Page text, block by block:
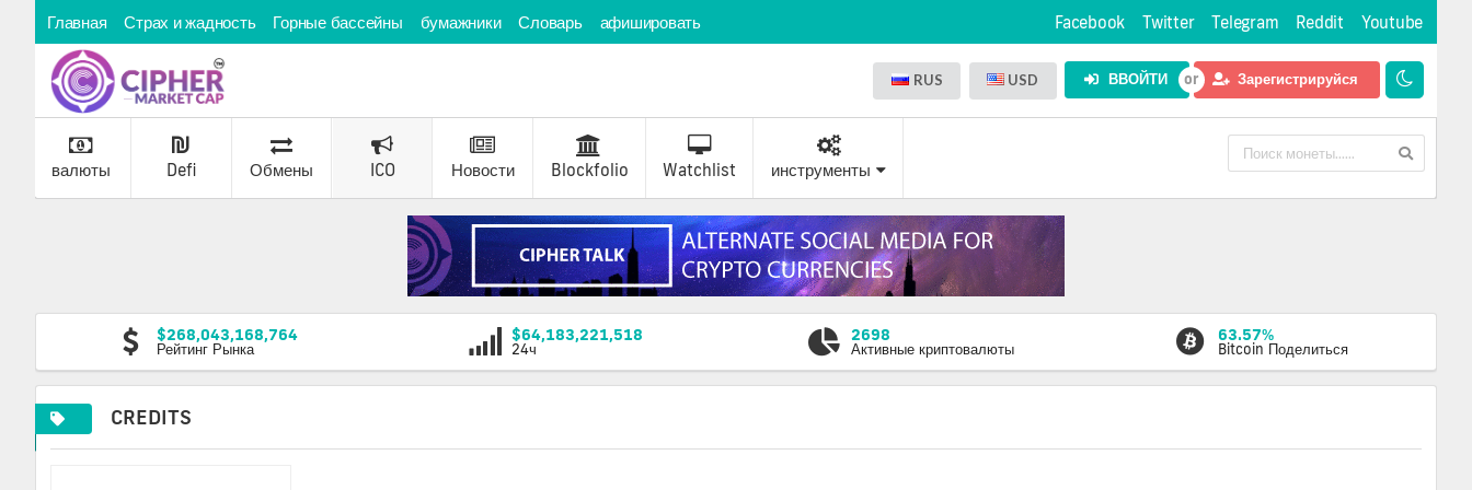
Главная Страх и жадность Горные бассейны бумажники Словарь афишировать Facebook Twitter Telegram Reddit Youtube
RUS USD ВВОЙТИ Зарегистрируйся
валюты Defi Обмены ICO Новости Blockfolio Watchlist инструменты
$268,043,168,764
Рейтинг Рынка
$64,183,221,518
24ч
2698
Активные криптовалюты
63.57%
Bitcoin Поделиться
CREDITS